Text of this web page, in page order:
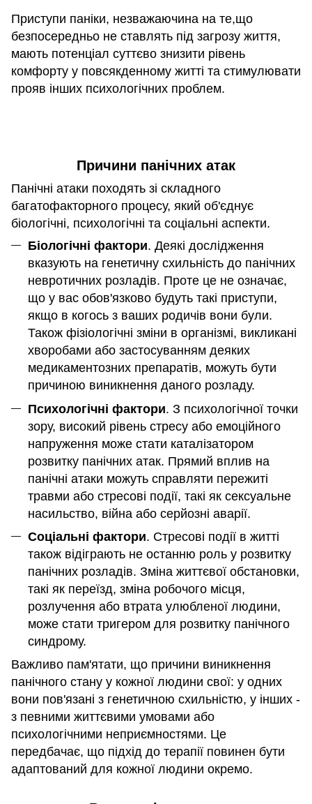
Приступи паніки, незважаючина на те,що
безпосередньо не ставлять під загрозу життя,
мають потенціал суттєво знизити рівень
комфорту у повсякденному житті та стимулювати
прояв інших психологічних проблем.
Причини панічних атак
Панічні атаки походять зі складного
багатофакторного процесу, який об'єднує
біологічні, психологічні та соціальні аспекти.
Біологічні фактори. Деякі дослідження
вказують на генетичну схильність до панічних
невротичних розладів. Проте це не означає,
що у вас обов'язково будуть такі приступи,
якщо в когось з ваших родичів вони були.
Також фізіологічні зміни в організмі, викликані
хворобами або застосуванням деяких
медикаментозних препаратів, можуть бути
причиною виникнення даного розладу.
Психологічні фактори. З психологічної точки
зору, високий рівень стресу або емоційного
напруження може стати каталізатором
розвитку панічних атак. Прямий вплив на
панічні атаки можуть справляти пережиті
травми або стресові події, такі як сексуальне
насильство, війна або серйозні аварії.
Соціальні фактори. Стресові події в житті
також відіграють не останню роль у розвитку
панічних розладів. Зміна життєвої обстановки,
такі як переїзд, зміна робочого місця,
розлучення або втрата улюбленої людини,
може стати тригером для розвитку панічного
синдрому.
Важливо пам'ятати, що причини виникнення
панічного стану у кожної людини свої: у одних
вони пов'язані з генетичною схильністю, у інших -
з певними життєвими умовами або
психологічними неприємностями. Це
передбачає, що підхід до терапії повинен бути
адаптований для кожної людини окремо.